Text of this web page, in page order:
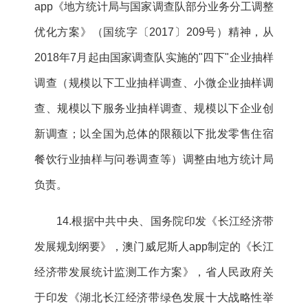
app《地方统计局与国家调查队部分业务分工调整
优化方案》（国统字〔2017〕209号）精神，从
2018年7月起由国家调查队实施的"四下"企业抽样
调查（规模以下工业抽样调查、小微企业抽样调
查、规模以下服务业抽样调查、规模以下企业创
新调查；以全国为总体的限额以下批发零售住宿
餐饮行业抽样与问卷调查等）调整由地方统计局
负责。
14.根据中共中央、国务院印发《长江经济带
发展规划纲要》，澳门威尼斯人app制定的《长江
经济带发展统计监测工作方案》，省人民政府关
于印发《湖北长江经济带绿色发展十大战略性举